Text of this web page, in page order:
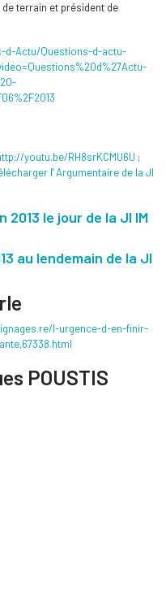
terrain et président de
d-Actu/Questions-d-actu-
youtu.be/RH8srKCMU6U :
l' Argumentaire de la JI
2013 le jour de la JI IM
au lendemain de la JI
l-urgence-d-en-finir-
POUSTIS